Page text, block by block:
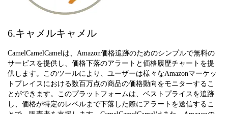
6.キャメルキャメル
CamelCamelCamelは、Amazon価格追跡のためのシンプルで無料の
サービスを提供し、価格下落のアラートと価格履歴チャートを提
供します。このツールにより、ユーザーは様々なAmazonマーケッ
トプレイスにおける数百万点の商品の価格動向をモニターするこ
とができます。このプラットフォームは、ベストプライスを追跡
し、価格が特定のレベルまで下落した際にアラートを送信するこ